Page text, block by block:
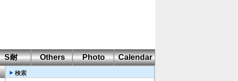
S耐 Others Photo Calendar
検索